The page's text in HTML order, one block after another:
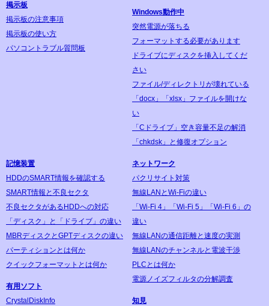
掲示板
掲示板の注意事項
掲示板の使い方
パソコントラブル質問板
Windows動作中
突然電源が落ちる
フォーマットする必要があります
ドライブにディスクを挿入してくだ
さい
ファイル/ディレクトリが壊れている
「docx」「xlsx」ファイルを開けな
い
「Cドライブ」空き容量不足の解消
「chkdsk」と修復オプション
記憶装置
HDDのSMART情報を確認する
SMART情報と不良セクタ
不良セクタがあるHDDへの対応
「ディスク」と「ドライブ」の違い
MBRディスクとGPTディスクの違い
パーティションとは何か
クイックフォーマットとは何か
有用ソフト
CrystalDiskInfo
ネットワーク
パクリサイト対策
無線LANとWi-Fiの違い
「Wi-Fi 4」「Wi-Fi 5」「Wi-Fi 6」の
違い
無線LANの通信距離と速度の実測
無線LANのチャンネルと電波干渉
PLCとは何か
電源ノイズフィルタの分解調査
知見